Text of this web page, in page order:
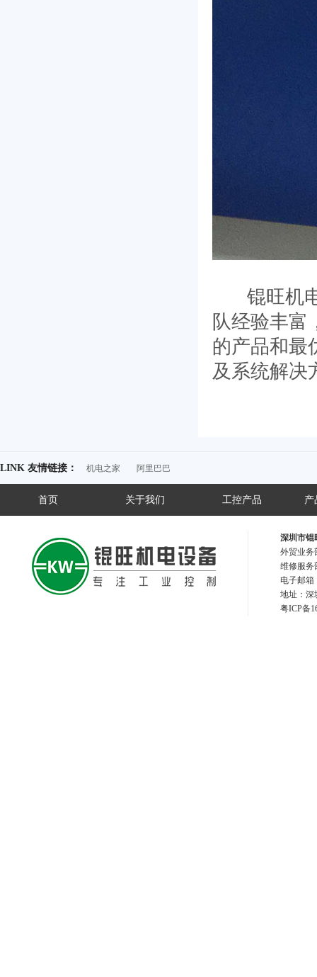
锟旺机电
队经验丰富
的产品和最
及系统解决
LINK 友情链接： 机电之家 阿里巴巴
首页 关于我们 工控产品 产
深圳市锟
外贸业
维修服
电子邮箱
地址：深
粤